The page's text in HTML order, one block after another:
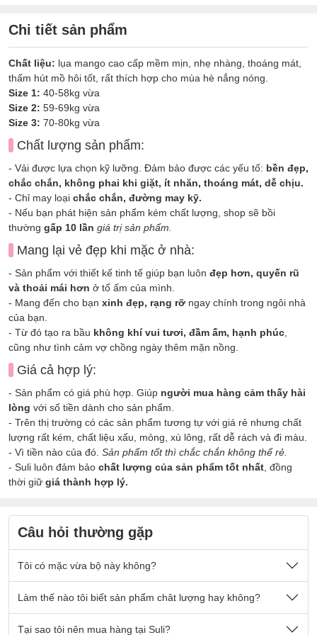
Chi tiết sản phẩm
Chất liệu: lụa mango cao cấp mềm mịn, nhẹ nhàng, thoáng mát,
thấm hút mồ hôi tốt, rất thích hợp cho mùa hè nắng nóng.
Size 1: 40-58kg vừa
Size 2: 59-69kg vừa
Size 3: 70-80kg vừa
Chất lượng sản phẩm:
- Vải được lựa chọn kỹ lưỡng. Đảm bảo được các yếu tố: bền đẹp,
chắc chắn, không phai khi giặt, ít nhăn, thoáng mát, dễ chịu.
- Chỉ may loại chắc chắn, đường may kỹ.
- Nếu bạn phát hiện sản phẩm kém chất lượng, shop sẽ bồi
thường gấp 10 lần giá trị sản phẩm.
Mang lại vẻ đẹp khi mặc ở nhà:
- Sản phẩm với thiết kế tinh tế giúp bạn luôn đẹp hơn, quyến rũ
và thoải mái hơn ở tổ ấm của mình.
- Mang đến cho bạn xinh đẹp, rạng rỡ ngay chính trong ngôi nhà
của bạn.
- Từ đó tạo ra bầu không khí vui tươi, đầm ấm, hạnh phúc
cũng như tình cảm vợ chồng ngày thêm mặn nồng.
Giá cả hợp lý:
- Sản phẩm có giá phù hợp. Giúp người mua hàng cảm thấy hài
lòng với số tiền dành cho sản phẩm.
- Trên thị trường có các sản phẩm tương tự với giá rẻ nhưng chất
lượng rất kém, chất liệu xấu, mỏng, xù lông, rất dễ rách và đi màu.
- Vì tiền nào của đó. Sản phẩm tốt thì chắc chắn không thể rẻ.
- Suli luôn đảm bảo chất lượng của sản phẩm tốt nhất , đồng
thời giữ giá thành hợp lý.
Câu hỏi thường gặp
Tôi có mặc vừa bộ này không?
Nếu quý khách có cân nặng nằm trong số kg ở mô tả sản
phẩm thì sẽ mặc vừa đẹp ạ.
Sản phẩm được thiết kế thoải mái phù hợp cho tất cả mọi
Làm thế nào tôi biết sản phẩm chât lượng hay không?
- Chất vải tại Suli luôn làchất vải loại 1 cao cấp
Tại sao tôi nên mua hàng tại Suli?